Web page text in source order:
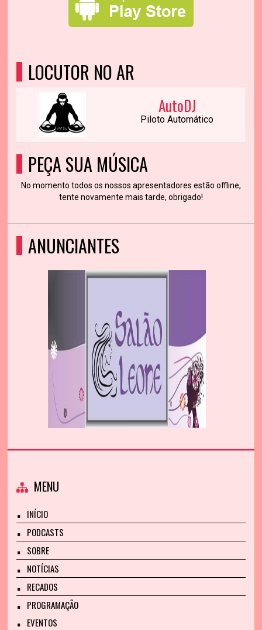
LOCUTOR NO AR
AutoDJ
Piloto Automático
PEÇA SUA MÚSICA
No momento todos os nossos apresentadores estão offline,
tente novamente mais tarde, obrigado!
ANUNCIANTES
MENU
INÍCIO
PODCASTS
SOBRE
NOTÍCIAS
RECADOS
PROGRAMAÇÃO
EVENTOS